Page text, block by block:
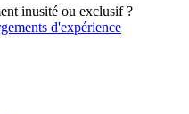
inusité ou exclusif ?
d'expérience